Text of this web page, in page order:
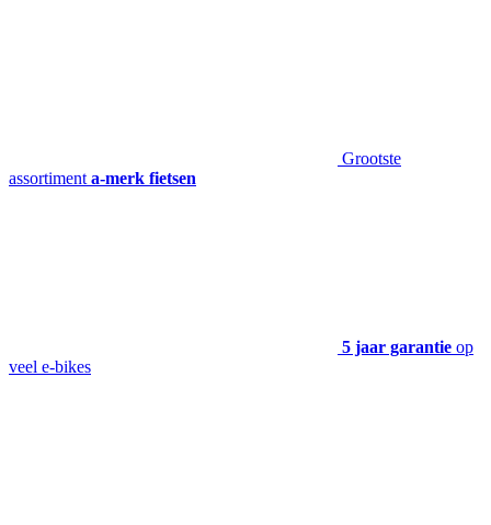
Grootste
assortiment a-merk fietsen
5 jaar garantie op
veel e-bikes